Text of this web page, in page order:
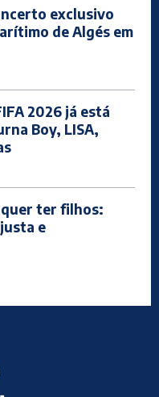
exclusivo
de Algés em
2026 já está
Boy, LISA,
ter filhos:
e